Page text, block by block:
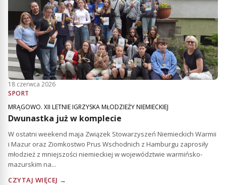
18 czerwca 2026
SPORT
MRĄGOWO. XII LETNIE IGRZYSKA MŁODZIEŻY NIEMIECKIEJ
Dwunastka już w komplecie
W ostatni weekend maja Związek Stowarzyszeń Niemieckich Warmii
i Mazur oraz Ziomkostwo Prus Wschodnich z Hamburgu zaprosiły
młodzież z mniejszości niemieckiej w województwie warmińsko-
mazurskim na...
CZYTAJ WIĘCEJ →